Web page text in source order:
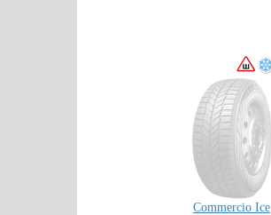
Commercio Ice